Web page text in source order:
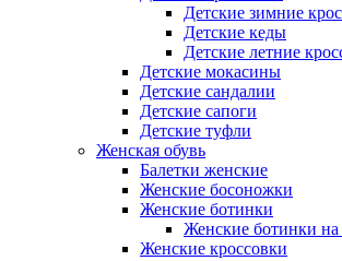
Детские зимние
Детские кеды
Детские летние
Детские мокасины
Детские сандалии
Детские сапоги
Детские туфли
Женская обувь
Балетки женские
Женские босоножки
Женские ботинки
Женские ботинки
Женские кроссовки